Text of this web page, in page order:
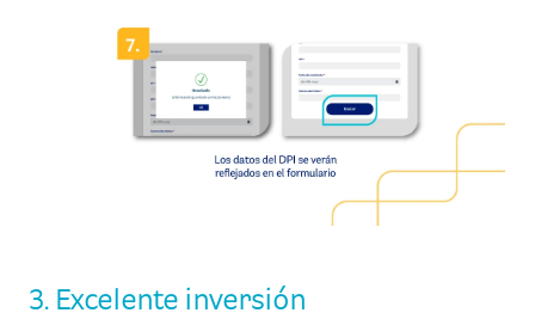
3. Excelente inversión